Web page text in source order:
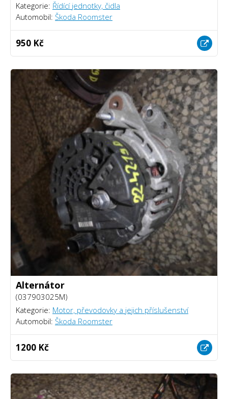
Kategorie: Řídící jednotky, čidla
Automobil: Škoda Roomster
950 Kč
Alternátor
(037903025M)
Kategorie: Motor, převodovky a jejich příslušenství
Automobil: Škoda Roomster
1200 Kč